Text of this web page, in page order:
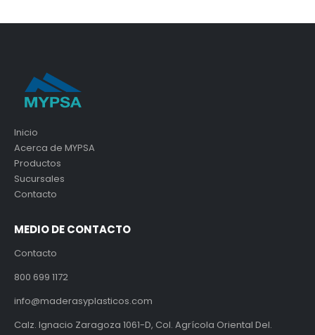
Inicio
Acerca de MYPSA
Productos
Sucursales
Contacto
MEDIO DE CONTACTO
Contacto
800 699 1172
info@maderasyplasticos.com
Calz. Ignacio Zaragoza 1061-D, Col. Agrícola Oriental Del.